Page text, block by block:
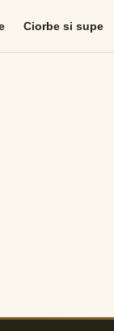
Ciorbe si supe